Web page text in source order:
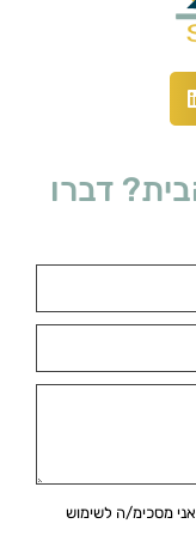
דברו
מסכימ/ה לשימוש